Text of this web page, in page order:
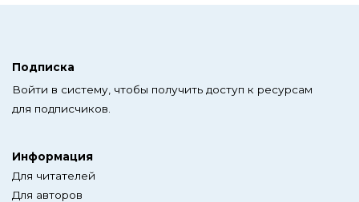
Подписка
Войти в систему, чтобы получить доступ к ресурсам
для подписчиков.
Информация
Для читателей
Для авторов